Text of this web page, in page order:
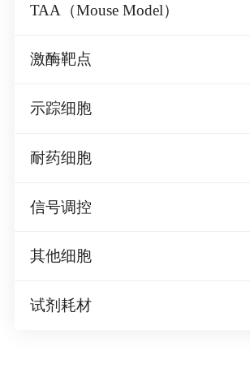
TAA（Mouse Model）
激酶靶点
示踪细胞
耐药细胞
信号调控
其他细胞
试剂耗材